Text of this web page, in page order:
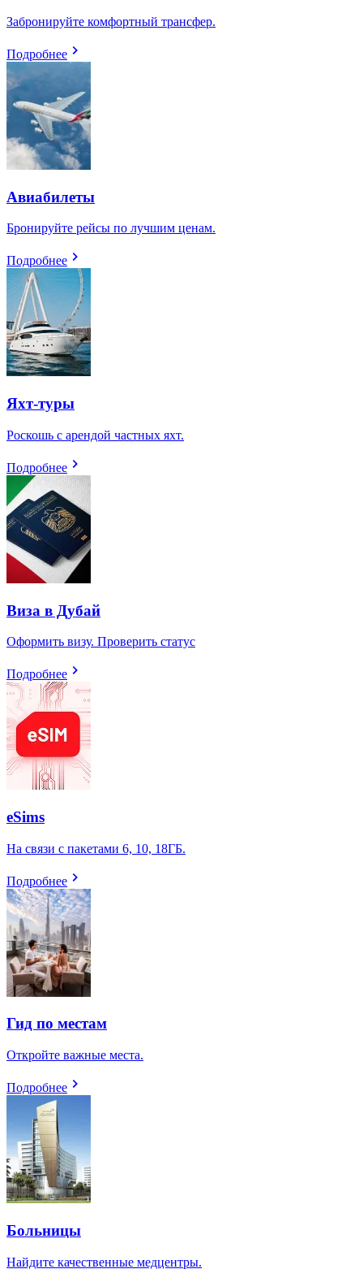
Забронируйте комфортный трансфер.
Подробнее
Авиабилеты
Бронируйте рейсы по лучшим ценам.
Подробнее
Яхт-туры
Роскошь с арендой частных яхт.
Подробнее
Виза в Дубай
Оформить визу. Проверить статус
Подробнее
eSims
На связи с пакетами 6, 10, 18ГБ.
Подробнее
Гид по местам
Откройте важные места.
Подробнее
Больницы
Найдите качественные медцентры.